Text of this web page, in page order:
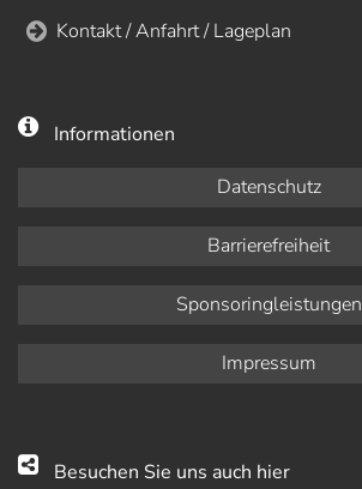
Kontakt / Anfahrt / Lageplan
Informationen
Datenschutz
Barrierefreiheit
Sponsoringleistungen
Impressum
Besuchen Sie uns auch hier